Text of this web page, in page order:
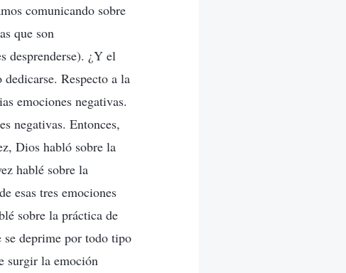
comunicando sobre
que son
desprenderse). ¿Y el
Respecto a la
emociones negativas.
negativas. Entonces,
Dios habló sobre la
hablé sobre la
esas tres emociones
sobre la práctica de
se deprime por todo tipo
surgir la emoción